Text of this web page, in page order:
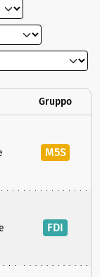
Gruppo
M5S
FDI